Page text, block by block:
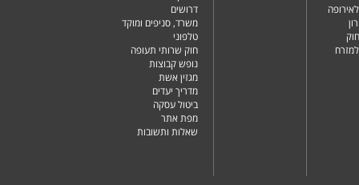
דרושים
משרד, סניפים ומוקד
טלפוני
חוק שרותי תעופה
נופש קבוצות
מגזין אשת
מדריך יעדים
ביטול עסקה
מפת אתר
שאלות ותשובות